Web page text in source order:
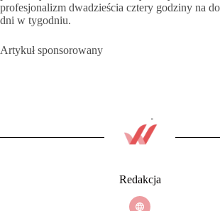
profesjonalizm dwadzieścia cztery godziny na
dni w tygodniu.
Artykuł sponsorowany
Redakcja